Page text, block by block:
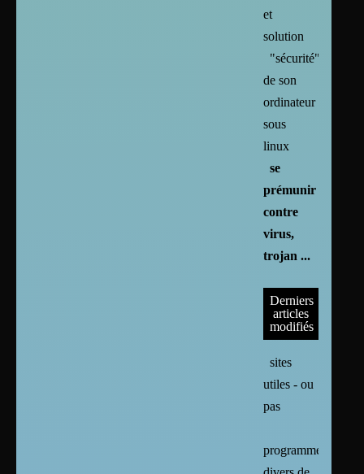
et
solution
"sécurité"
de son
ordinateur
sous
linux
se
prémunir
contre
virus,
trojan ...
Derniers
articles
modifiés
sites
utiles - ou
pas
programmes